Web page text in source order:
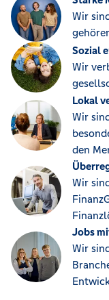
Wir
Sozial
Wir
Lokal
Wir
den
Wir
Jobs
Wir